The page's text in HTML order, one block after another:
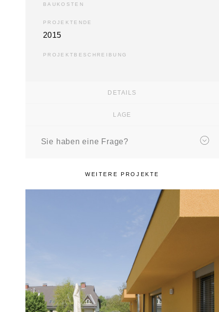
BAUKOSTEN
PROJEKTENDE
2015
PROJEKTBESCHREIBUNG
DETAILS
LAGE
Sie haben eine Frage?
WEITERE PROJEKTE
Mehrfamilienhaus mit 8 Wohneinheiten